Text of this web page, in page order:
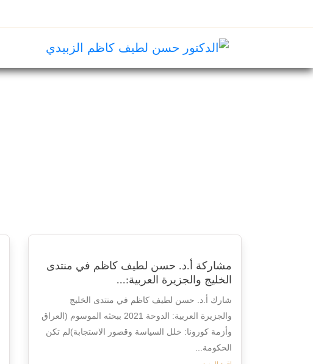
مشاركة أ.د. حسن لطيف كاظم في منتدى
الخليج والجزيرة العربية:...
شارك أ.د. حسن لطيف كاظم في منتدى الخليج
والجزيرة العربية: الدوحة 2021 ببحثه الموسوم (العراق
وأزمة كورونا: خلل السياسة وقصور الاستجابة)لم تكن
الحكومة...